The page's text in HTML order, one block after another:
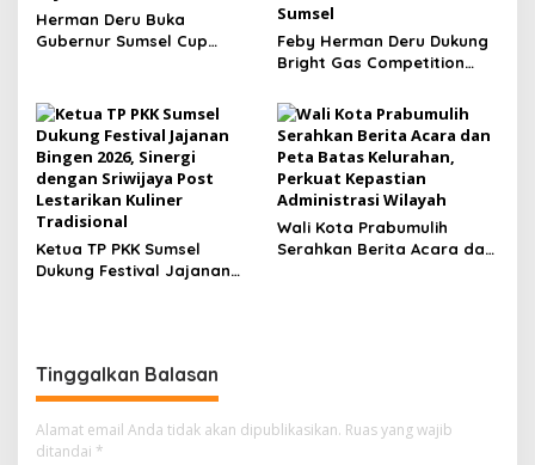
Herman Deru Buka
Gubernur Sumsel Cup
Dini
Feby Herman Deru Dukung
Bright Gas Competition
Perempuan dan Promosi
UMKM Kuliner Sumsel
Ketua TP PKK Sumsel
Dukung Festival Jajanan
Wali Kota Prabumulih
Serahkan Berita Acara dan
Tinggalkan Balasan
Alamat email Anda tidak akan dipublikasikan. Ruas yang wajib
ditandai *